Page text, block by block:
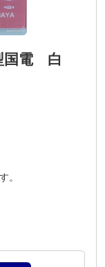
国電 白
。